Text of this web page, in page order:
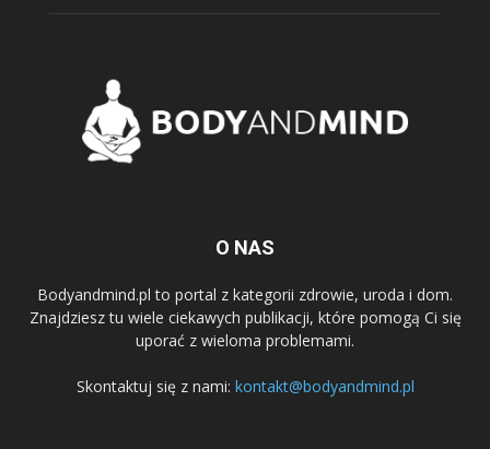
O NAS
Bodyandmind.pl to portal z kategorii zdrowie, uroda i dom.
Znajdziesz tu wiele ciekawych publikacji, które pomogą Ci się
uporać z wieloma problemami.
Skontaktuj się z nami: kontakt@bodyandmind.pl